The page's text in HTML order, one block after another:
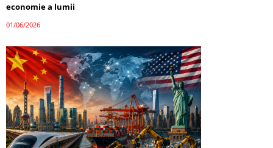
economie a lumii
01/06/2026